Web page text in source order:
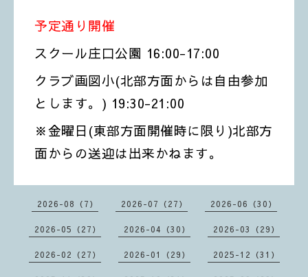
予定通り開催
スクール庄口公園 16:00-17:00
クラブ画図小(北部方面からは自由参加
とします。) 19:30-21 :00
※金曜日(東部方面開催時に限り)北部方
面からの送迎は出来かねます。
2026-08（7） 2026-07（27） 2026-06（30）
2026-05（27） 2026-04（30） 2026-03（29）
2026-02（27） 2026-01（29） 2025-12（31）